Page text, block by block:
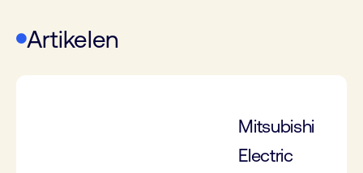
Artikelen
Mitsubishi
Electric